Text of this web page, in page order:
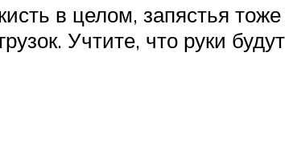
в целом, запястья
Учтите, что руки